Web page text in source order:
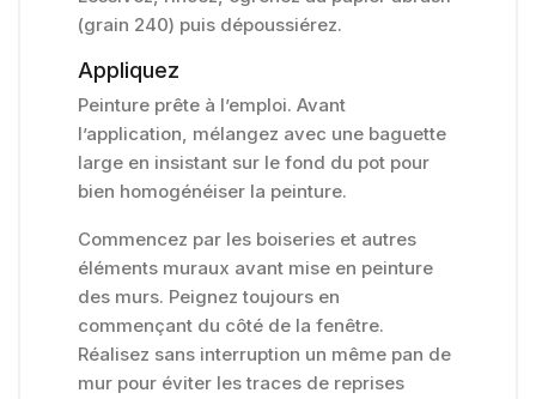
(grain 240) puis dépoussiérez.
Appliquez
Peinture prête à l’emploi. Avant
l’application, mélangez avec une baguette
large en insistant sur le fond du pot pour
bien homogénéiser la peinture.
Commencez par les boiseries et autres
éléments muraux avant mise en peinture
des murs. Peignez toujours en
commençant du côté de la fenêtre.
Réalisez sans interruption un même pan de
mur pour éviter les traces de reprises